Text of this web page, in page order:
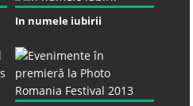
In numele iubirii